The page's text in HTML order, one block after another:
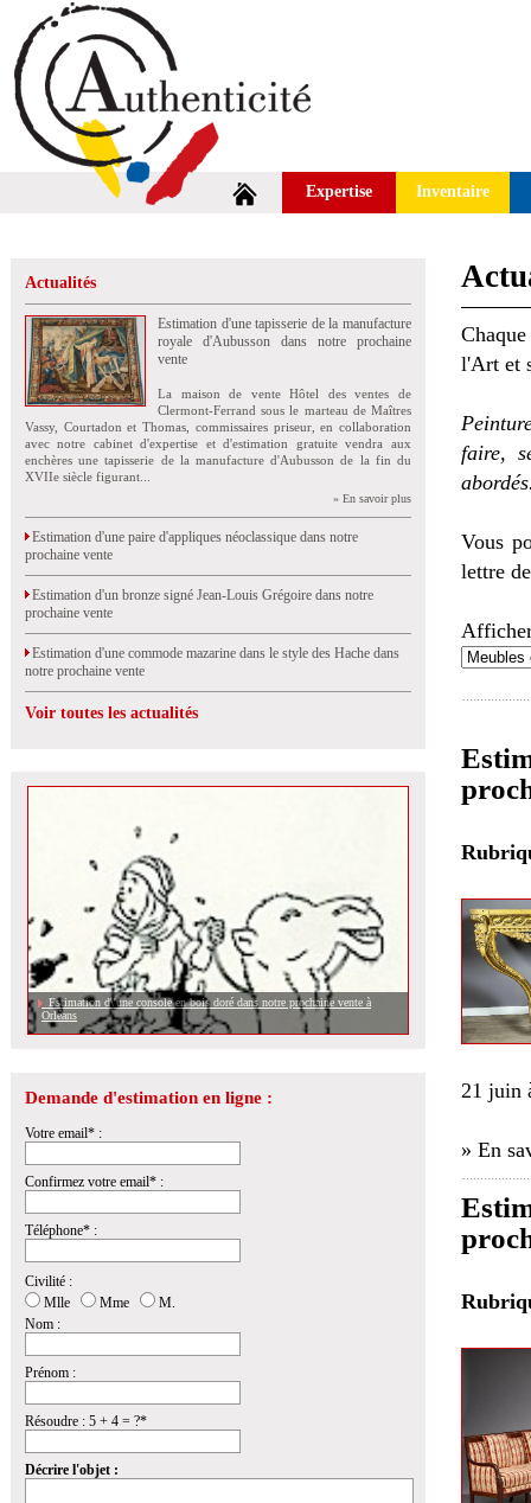
Expertise Inventaire
Actualités
Estimation d'une tapisserie de la manufacture
royale d'Aubusson dans notre prochaine
vente
La maison de vente Hôtel des ventes de
Clermont-Ferrand sous le marteau de Maîtres
Vassy, Courtadon et Thomas, commissaires priseur, en collaboration
avec notre cabinet d'expertise et d'estimation gratuite vendra aux
enchères une tapisserie de la manufacture d'Aubusson de la fin du
XVIIe siècle figurant...
» En savoir plus
Estimation d'une paire d'appliques néoclassique dans notre
prochaine vente
Estimation d'un bronze signé Jean-Louis Grégoire dans notre
prochaine vente
Estimation d'une commode mazarine dans le style des Hache dans
notre prochaine vente
Voir toutes les actualités
Estimation d\'une console en bois doré dans notre prochaine vente à
Orléans
Demande d'estimation en ligne :
Votre email* :
Confirmez votre email* :
Téléphone* :
Civilité :
Mlle
Mme
M.
Nom :
Prénom :
Résoudre : 5 + 4 = ?*
Décrire l'objet :
l'Art et
faire,
Vous
lettre
21 juin
» En